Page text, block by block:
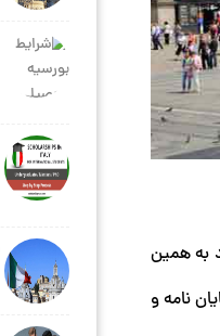
به همین
نامه و